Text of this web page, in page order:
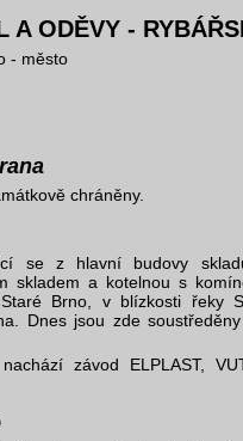
A ODĚVY -
- město
chráněny.
se z hlavní budovy
skladem a kotelnou s
Brno, v blízkosti řeky
Dnes jsou zde
závod ELPLAST,